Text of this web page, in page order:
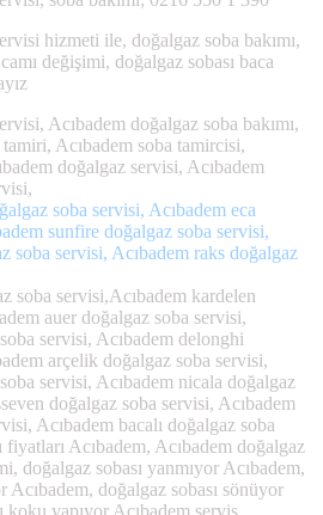
hizmeti ile, doğalgaz soba bakımı,
değişimi, doğalgaz sobası baca
Acıbadem doğalgaz soba bakımı,
tamiri, Acıbadem soba tamircisi,
doğalgaz servisi, Acıbadem
soba servisi, Acıbadem eca
sunfire doğalgaz soba servisi,
soba servisi, Acıbadem raks doğalgaz
soba servisi,Acıbadem kardelen
auer doğalgaz soba servisi,
servisi, Acıbadem delonghi
arçelik doğalgaz soba servisi,
servisi, Acıbadem nicala doğalgaz
doğalgaz soba servisi, Acıbadem
Acıbadem bacalı doğalgaz soba
Acıbadem, Acıbadem doğalgaz
doğalgaz sobası yanmıyor Acıbadem,
Acıbadem, doğalgaz sobası sönüyor
koku yapıyor Acıbadem servis,